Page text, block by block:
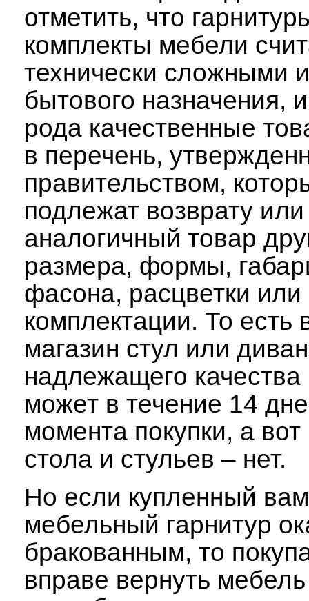
отметить, что
комплекты мебели
технически сложными
бытового назначения,
рода качественные
в перечень,
правительством,
подлежат возврату
аналогичный товар
размера, формы,
фасона, расцветки или
комплектации. То есть
магазин стул или диван
надлежащего качества
может в течение 14
момента покупки, а вот
стола и стульев – нет.
Но если купленный
мебельный гарнитур
бракованным, то
вправе вернуть